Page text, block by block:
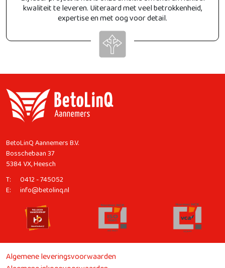
kwaliteit te leveren. Uiteraard met veel betrokkenheid,
expertise en met oog voor detail.
BetoLinQ Aannemers B.V.
Bosschebaan 37
5384 VX, Heesch
T: 0412 - 745052
E: info@betolinq.nl
Algemene leveringsvoorwaarden